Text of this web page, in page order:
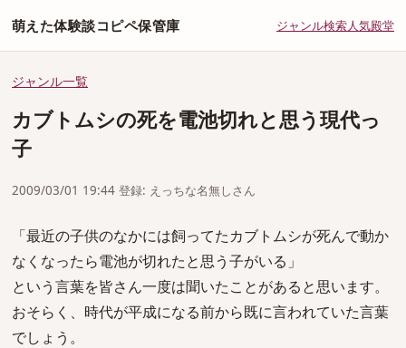
萌えた体験談コピペ保管庫 ジャンル検索人気殿堂
ジャンル一覧
カブトムシの死を電池切れと思う現代っ
子
2009/03/01 19:44 登録: えっちな名無しさん
「最近の子供のなかには飼ってたカブトムシが死んで動か
なくなったら電池が切れたと思う子がいる」
という言葉を皆さん一度は聞いたことがあると思います。
おそらく、時代が平成になる前から既に言われていた言葉
でしょう。